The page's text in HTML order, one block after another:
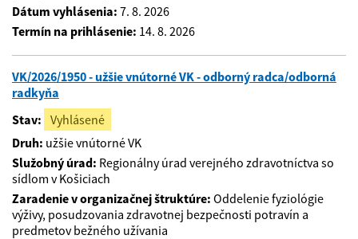
Dátum vyhlásenia: 7. 8. 2026
Termín na prihlásenie: 14. 8. 2026
VK/2026/1950 - užšie vnútorné VK - odborný radca/odborná
radkyňa
Stav: Vyhlásené
Druh: užšie vnútorné VK
Služobný úrad: Regionálny úrad verejného zdravotníctva so
sídlom v Košiciach
Zaradenie v organizačnej štruktúre: Oddelenie fyziológie
výživy, posudzovania zdravotnej bezpečnosti potravín a
predmetov bežného užívania